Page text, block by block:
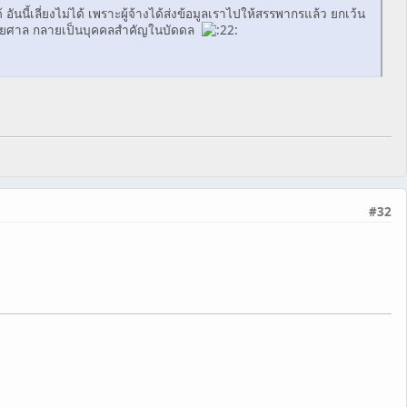
นี้เลี่ยงไม่ได้ เพราะผู้จ้างได้ส่งข้อมูลเราไปให้สรรพากรแล้ว ยกเว้น
ศาล กลายเป็นบุคคลสำคัญในบัดดล
#32